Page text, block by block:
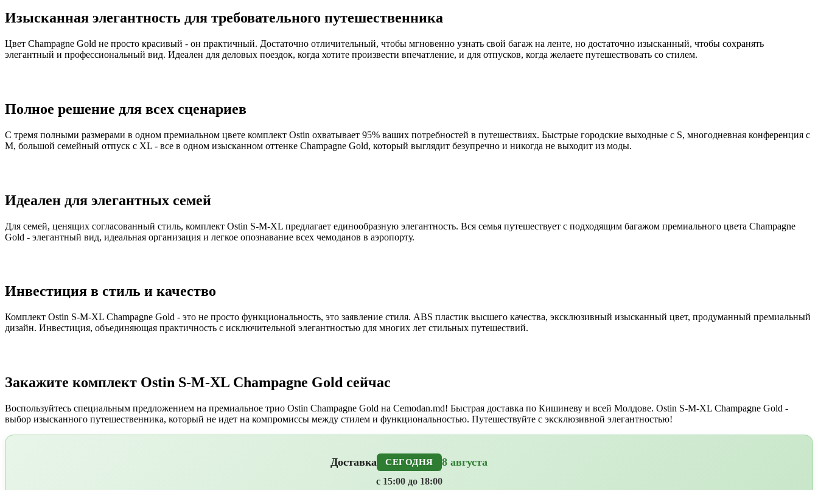
Изысканная элегантность для требовательного путешественника
Цвет Champagne Gold не просто красивый - он практичный. Достаточно отличительный, чтобы мгновенно узнать свой багаж на ленте, но достаточно изысканный, чтобы сохранять
элегантный и профессиональный вид. Идеален для деловых поездок, когда хотите произвести впечатление, и для отпусков, когда желаете путешествовать со стилем.
Полное решение для всех сценариев
С тремя полными размерами в одном премиальном цвете комплект Ostin охватывает 95% ваших потребностей в путешествиях. Быстрые городские выходные с S, многодневная конференция с
M, большой семейный отпуск с XL - все в одном изысканном оттенке Champagne Gold, который выглядит безупречно и никогда не выходит из моды.
Идеален для элегантных семей
Для семей, ценящих согласованный стиль, комплект Ostin S-M-XL предлагает единообразную элегантность. Вся семья путешествует с подходящим багажом премиального цвета Champagne
Gold - элегантный вид, идеальная организация и легкое опознавание всех чемоданов в аэропорту.
Инвестиция в стиль и качество
Комплект Ostin S-M-XL Champagne Gold - это не просто функциональность, это заявление стиля. ABS пластик высшего качества, эксклюзивный изысканный цвет, продуманный премиальный
дизайн. Инвестиция, объединяющая практичность с исключительной элегантностью для многих лет стильных путешествий.
Закажите комплект Ostin S-M-XL Champagne Gold сейчас
Воспользуйтесь специальным предложением на премиальное трио Ostin Champagne Gold на Cemodan.md! Быстрая доставка по Кишиневу и всей Молдове. Ostin S-M-XL Champagne Gold -
выбор изысканного путешественника, который не идет на компромиссы между стилем и функциональностью. Путешествуйте с эксклюзивной элегантностью!
Доставка СЕГОДНЯ 8 августа
с 15:00 до 18:00